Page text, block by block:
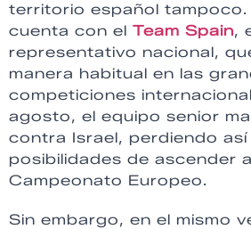
territorio español tampoco.
cuenta con el Team Spain,
representativo nacional,
manera habitual en las
competiciones
agosto, el equipo senior
contra Israel, perdiendo así
posibilidades de ascender
Campeonato Europeo.
Sin embargo, en el mismo